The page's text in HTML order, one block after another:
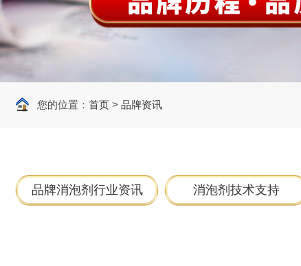
您的位置： 首页 > 品牌资讯
品牌消泡剂行业资讯 消泡剂技术支持